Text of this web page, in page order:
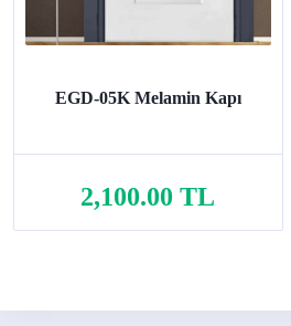
EGD-05K Melamin Kapı
2,100.00 TL
Sepete Ekle